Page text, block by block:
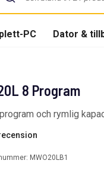
PC Dator &
8 Program
och rymlig
MWO20LB1